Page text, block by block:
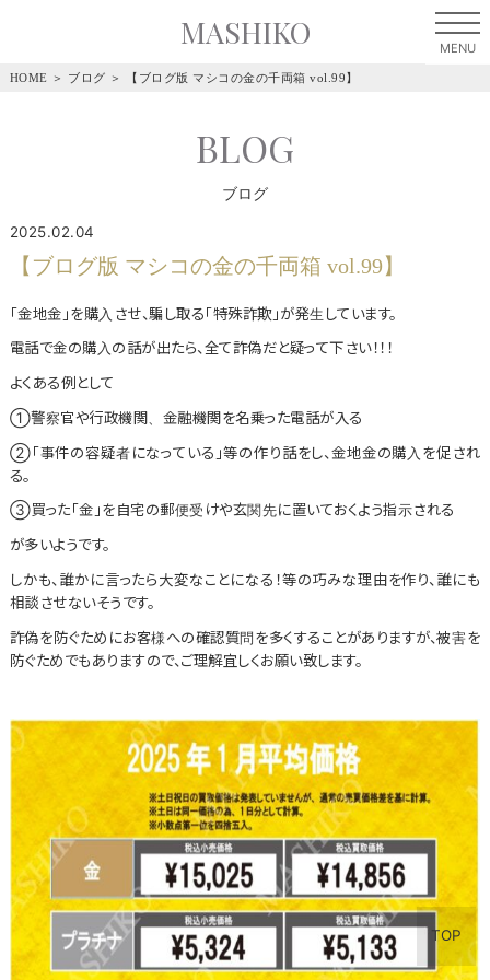
MASHIKO
HOME ＞ ブログ ＞ 【ブログ版 マシコの金の千両箱 vol.99】
BLOG
ブログ
2025.02.04
【ブログ版 マシコの金の千両箱 vol.99】
｢金地金｣を購入させ、騙し取る｢特殊詐欺｣が発生しています。
電話で金の購入の話が出たら、全て詐偽だと疑って下さい！！！
よくある例として
①警察官や行政機関、金融機関を名乗った電話が入る
②｢事件の容疑者になっている｣等の作り話をし、金地金の購入を促され
る。
③買った｢金｣を自宅の郵便受けや玄関先に置いておくよう指示される
が多いようです。
しかも、誰かに言ったら大変なことになる！等の巧みな理由を作り、誰にも
相談させないそうです。
詐偽を防ぐためにお客様への確認質問を多くすることがありますが、被害を
防ぐためでもありますので、ご理解宜しくお願い致します。
TOP